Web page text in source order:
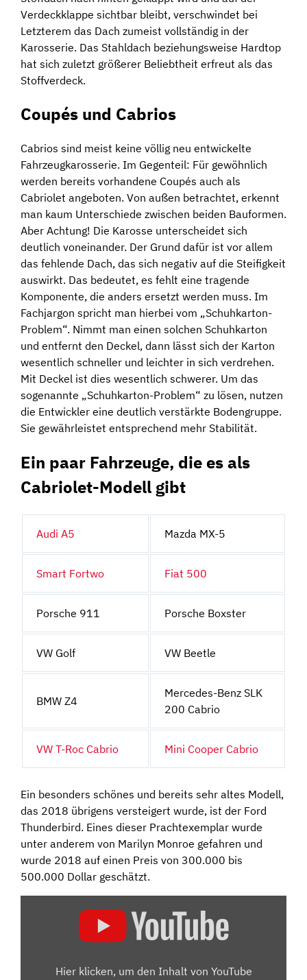
Verdeckklappe sichtbar bleibt, verschwindet bei
Letzterem das Dach zumeist vollständig in der
Karosserie. Das Stahldach beziehungsweise Hardtop
hat sich zuletzt größerer Beliebtheit erfreut als das
Stoffverdeck.
Coupés und Cabrios
Cabrios sind meist keine völlig neu entwickelte
Fahrzeugkarosserie. Im Gegenteil: Für gewöhnlich
werden bereits vorhandene Coupés auch als
Cabriolet angeboten. Von außen betrachtet, erkennt
man kaum Unterschiede zwischen beiden Bauformen.
Aber Achtung! Die Karosse unterscheidet sich
deutlich voneinander. Der Grund dafür ist vor allem
das fehlende Dach, das sich negativ auf die Steifigkeit
auswirkt. Das bedeutet, es fehlt eine tragende
Komponente, die anders ersetzt werden muss. Im
Fachjargon spricht man hierbei vom „Schuhkarton-
Problem“. Nimmt man einen solchen Schuhkarton
und entfernt den Deckel, dann lässt sich der Karton
wesentlich schneller und leichter in sich verdrehen.
Mit Deckel ist dies wesentlich schwerer. Um das
sogenannte „Schuhkarton-Problem“ zu lösen, nutzen
die Entwickler eine deutlich verstärkte Bodengruppe.
Sie gewährleistet entsprechend mehr Stabilität.
Ein paar Fahrzeuge, die es als
Cabriolet-Modell gibt
Audi A5 Mazda MX-5
Smart Fortwo Fiat 500
Porsche 911 Porsche Boxster
VW Golf VW Beetle
BMW Z4
Mercedes-Benz SLK
200 Cabrio
VW T-Roc Cabrio Mini Cooper Cabrio
Ein besonders schönes und bereits sehr altes Modell,
das 2018 übrigens versteigert wurde, ist der Ford
Thunderbird. Eines dieser Prachtexemplar wurde
unter anderem von Marilyn Monroe gefahren und
wurde 2018 auf einen Preis von 300.000 bis
500.000 Dollar geschätzt.
THUNDERBIRD
MONROEHier klicken, um den Inhalt von YouTube